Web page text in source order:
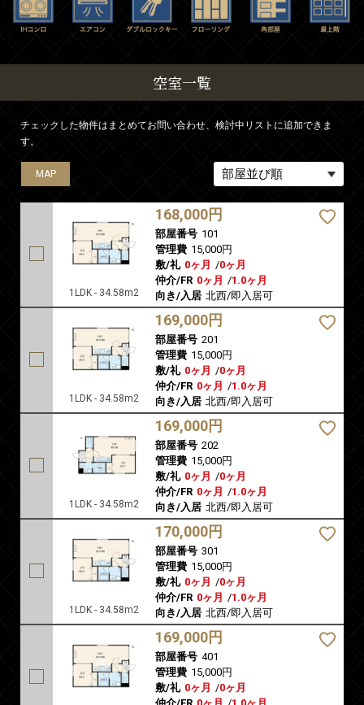
空室一覧
チェックした物件はまとめてお問い合わせ、検討中リストに追加できま
す。
MAP
1LDK - 34.58m2
168,000円
部屋番号 101
管理費 15,000円
敷/礼 0ヶ月 /0ヶ月
仲介/FR 0ヶ月 /1.0ヶ月
向き/入居 北西/即入居可
MAP
1LDK - 34.58m2
169,000円
部屋番号 201
管理費 15,000円
敷/礼 0ヶ月 /0ヶ月
仲介/FR 0ヶ月 /1.0ヶ月
向き/入居 北西/即入居可
MAP
1LDK - 34.58m2
169,000円
部屋番号 202
管理費 15,000円
敷/礼 0ヶ月 /0ヶ月
仲介/FR 0ヶ月 /1.0ヶ月
向き/入居 北西/即入居可
MAP
1LDK - 34.58m2
170,000円
部屋番号 301
管理費 15,000円
敷/礼 0ヶ月 /0ヶ月
仲介/FR 0ヶ月 /1.0ヶ月
向き/入居 北西/即入居可
MAP
169,000円
部屋番号 401
管理費 15,000円
敷/礼 0ヶ月 /0ヶ月
MAP
MAP
MAP